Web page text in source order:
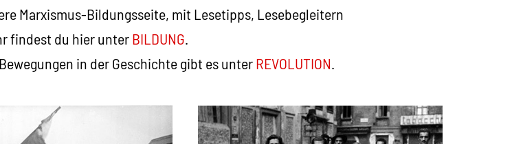
Marxismus-Bildungsseite, mit Lesetipps, Lesebegleitern
findest du hier unterBILDUNG.
in der Geschichte gibt es unterREVOLUTION.